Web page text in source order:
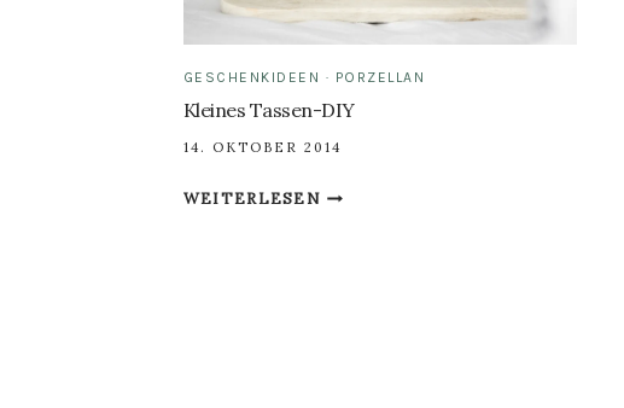
GESCHENKIDEEN · PORZELLAN
Kleines Tassen-DIY
14. OKTOBER 2014
WEITERLESENKLEINES